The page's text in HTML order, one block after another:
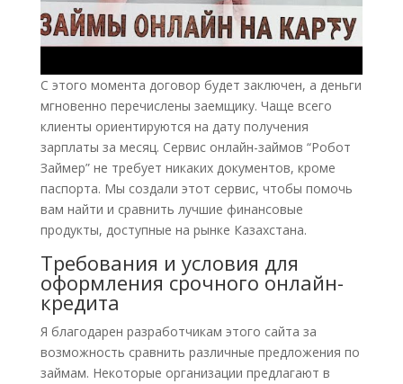
С этого момента договор будет заключен, а деньги
мгновенно перечислены заемщику. Чаще всего
клиенты ориентируются на дату получения
зарплаты за месяц. Сервис онлайн-займов “Робот
Займер” не требует никаких документов, кроме
паспорта. Мы создали этот сервис, чтобы помочь
вам найти и сравнить лучшие финансовые
продукты, доступные на рынке Казахстана.
Требования и условия для
оформления срочного онлайн-
кредита
Я благодарен разработчикам этого сайта за
возможность сравнить различные предложения по
займам. Некоторые организации предлагают в